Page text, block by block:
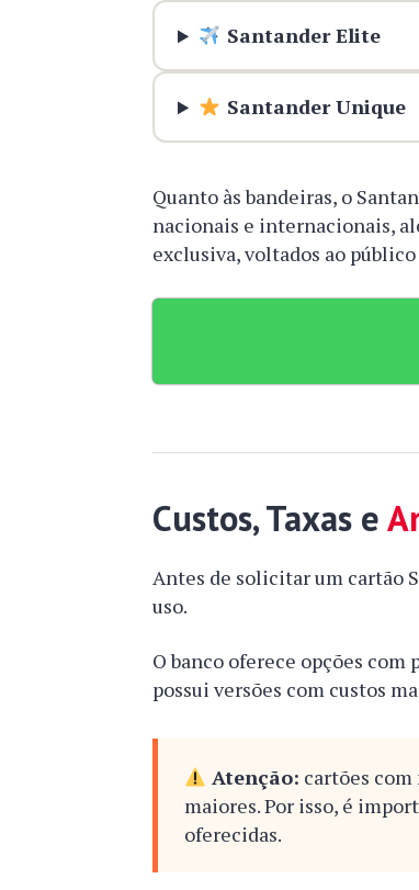
Santander Elite
Santander Unique
Quanto às bandeiras, o
nacionais e internacionais,
exclusiva, voltados ao
Custos, Taxas e
Antes de solicitar um cartão
uso.
O banco oferece opções
possui versões com custos
Atenção: cartões
maiores. Por isso, é
oferecidas.